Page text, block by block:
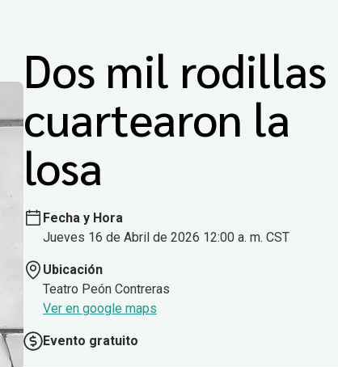
Dos mil rodillas
cuartearon la
losa
Fecha y Hora
Jueves 16 de Abril de 2026 12:00 a. m. CST
Ubicación
Teatro Peón Contreras
Ver en google maps
Evento gratuito